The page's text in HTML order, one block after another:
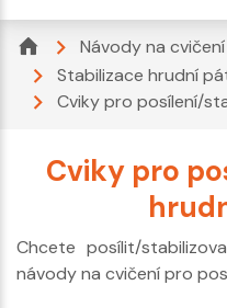
Návody na cvičení
Stabilizace hrudní
Cviky pro posílení/
Cviky pro
Chcete posílit/
návody na cvičení pro